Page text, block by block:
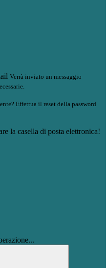
Verrà inviato un messaggio
Effettua il reset della password
la casella di posta elettronica!